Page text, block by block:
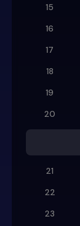
15
16
17
18
19
20
21
22
23